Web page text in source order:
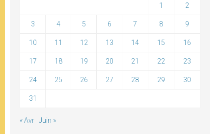
1 2
3 4 5 6 7 8 9
10 11 12 13 14 15 16
17 18 19 20 21 22 23
24 25 26 27 28 29 30
31
« Avr Juin »